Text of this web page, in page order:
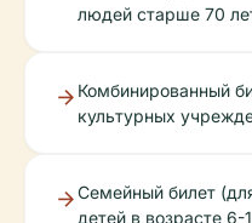
людей старше 70
Комбинированный
культурных
Семейный билет
детей в возрасте 6-